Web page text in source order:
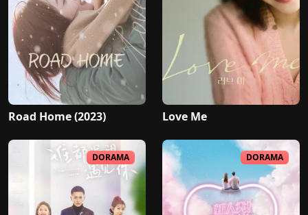
Road Home (2023) Love Me
DORAMA DORAMA